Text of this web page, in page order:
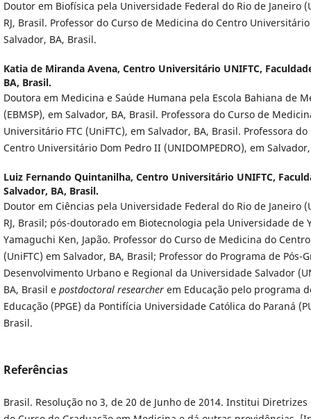
Doutor em Biofísica pela Universidade Federal do Rio de Janeiro
RJ, Brasil. Professor do Curso de Medicina do Centro Universitário
Salvador, BA, Brasil.
Katia de Miranda Avena, Centro Universitário UNIFTC,
BA, Brasil.
Doutora em Medicina e Saúde Humana pela Escola Bahiana de
(EBMSP), em Salvador, BA, Brasil. Professora do Curso de
Universitário FTC (UniFTC), em Salvador, BA, Brasil. Professora
Centro Universitário Dom Pedro II (UNIDOMPEDRO), em
Luiz Fernando Quintanilha, Centro Universitário UNIFTC,
Salvador, BA, Brasil.
Doutor em Ciências pela Universidade Federal do Rio de Janeiro
RJ, Brasil; pós-doutorado em Biotecnologia pela Universidade de
Yamaguchi Ken, Japão. Professor do Curso de Medicina do
(UniFTC) em Salvador, BA, Brasil; Professor do Programa de Pós-
Desenvolvimento Urbano e Regional da Universidade Salvador
BA, Brasil e postdoctoral researcher em Educação pelo programa
Educação (PPGE) da Pontifícia Universidade Católica do Paraná
Brasil.
Referências
Brasil. Resolução no 3, de 20 de Junho de 2014. Institui